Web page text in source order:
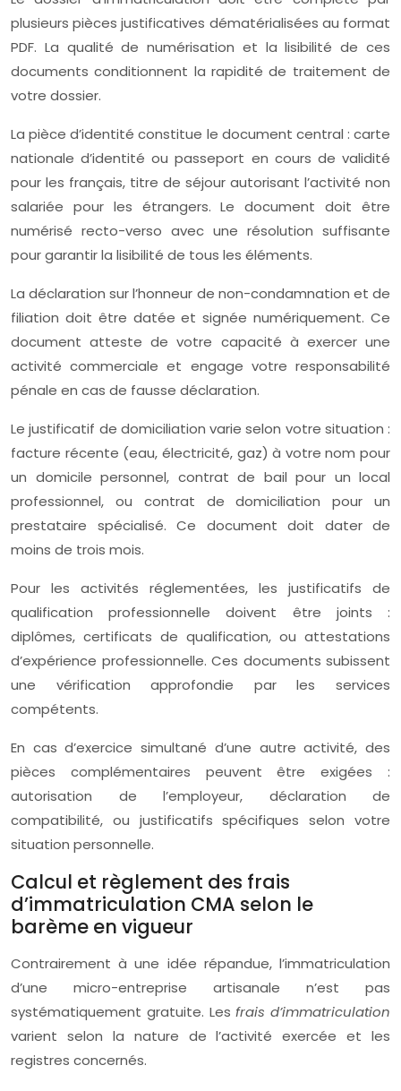
plusieurs pièces justificatives dématérialisées au format
PDF. La qualité de numérisation et la lisibilité de ces
documents conditionnent la rapidité de traitement de
votre dossier.
La pièce d’identité constitue le document central : carte
nationale d’identité ou passeport en cours de validité
pour les français, titre de séjour autorisant l’activité non
salariée pour les étrangers. Le document doit être
numérisé recto-verso avec une résolution suffisante
pour garantir la lisibilité de tous les éléments.
La déclaration sur l’honneur de non-condamnation et de
filiation doit être datée et signée numériquement. Ce
document atteste de votre capacité à exercer une
activité commerciale et engage votre responsabilité
pénale en cas de fausse déclaration.
Le justificatif de domiciliation varie selon votre situation :
facture récente (eau, électricité, gaz) à votre nom pour
un domicile personnel, contrat de bail pour un local
professionnel, ou contrat de domiciliation pour un
prestataire spécialisé. Ce document doit dater de
moins de trois mois.
Pour les activités réglementées, les justificatifs de
qualification professionnelle doivent être joints :
diplômes, certificats de qualification, ou attestations
d’expérience professionnelle. Ces documents subissent
une vérification approfondie par les services
compétents.
En cas d’exercice simultané d’une autre activité, des
pièces complémentaires peuvent être exigées :
autorisation de l’employeur, déclaration de
compatibilité, ou justificatifs spécifiques selon votre
situation personnelle.
Calcul et règlement des frais
d’immatriculation CMA selon le
barème en vigueur
Contrairement à une idée répandue, l’immatriculation
d’une micro-entreprise artisanale n’est pas
systématiquement gratuite. Lesfrais d’immatriculation
varient selon la nature de l’activité exercée et les
registres concernés.